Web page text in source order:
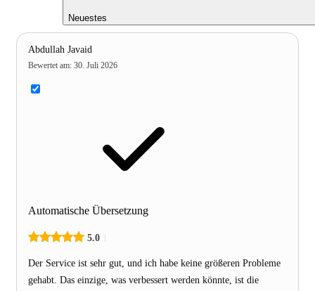
Neuestes
Abdullah Javaid
Bewertet am: 30. Juli 2026
Automatische Übersetzung
5.0
Der Service ist sehr gut, und ich habe keine größeren Probleme
gehabt. Das einzige, was verbessert werden könnte, ist die